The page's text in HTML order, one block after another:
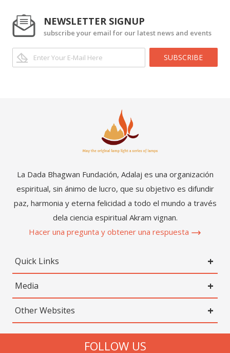
NEWSLETTER SIGNUP
subscribe your email for our latest news and events
SUBSCRIBE
La Dada Bhagwan Fundación, Adalaj es una organización
espiritual, sin ánimo de lucro, que su objetivo es difundir
paz, harmonia y eterna felicidad a todo el mundo a través
dela ciencia espiritual Akram vignan.
Hacer una pregunta y obtener una respuesta
Quick Links
Media
Other Websites
FOLLOW US